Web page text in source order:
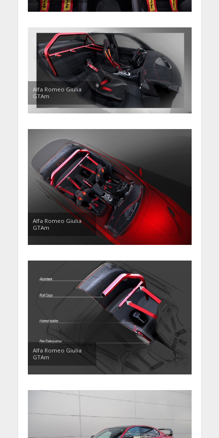
Alfa Romeo Giulia
GTAm
Alfa Romeo Giulia
GTAm
Alfa Romeo Giulia
GTAm